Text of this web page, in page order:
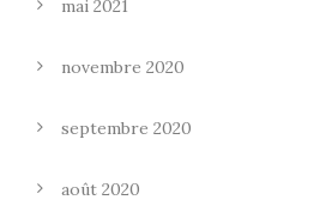
mai 2021
novembre 2020
septembre 2020
août 2020